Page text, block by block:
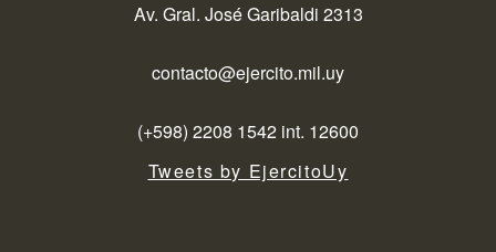
Av. Gral. José Garibaldi 2313
contacto@ejercito.mil.uy
(+598) 2208 1542 int. 12600
Tweets by EjercitoUy